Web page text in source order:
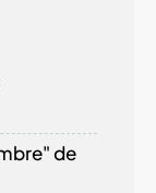
de